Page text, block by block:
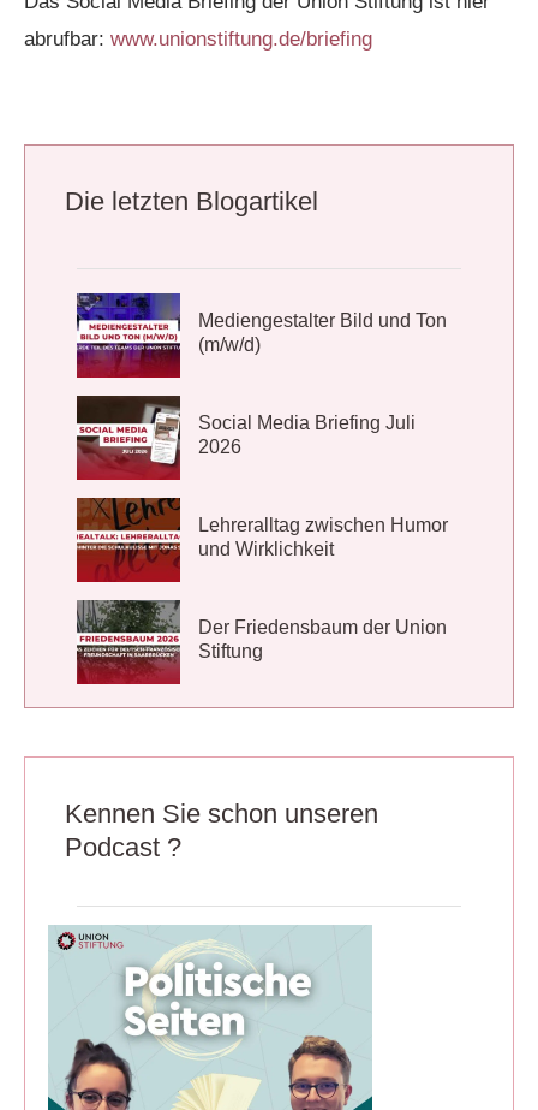
abrufbar: www.unionstiftung.de/briefing
Die letzten Blogartikel
Mediengestalter Bild und Ton
(m/w/d)
Social Media Briefing Juli
2026
Lehreralltag zwischen Humor
und Wirklichkeit
Der Friedensbaum der Union
Stiftung
Kennen Sie schon unseren
Podcast ?